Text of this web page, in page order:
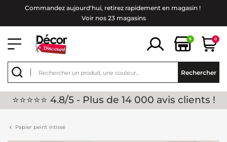
Commandez aujourd'hui, retirez rapidement en magasin !
Voir nos 23 magasins
+ 0
Rechercher
⭐⭐⭐⭐⭐ 4.8/5 - Plus de 14 000 avis clients !
Papier peint intissé